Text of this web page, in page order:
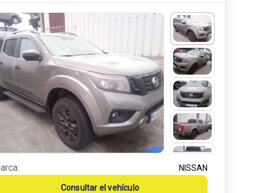
NISSAN
Consultar el vehículo